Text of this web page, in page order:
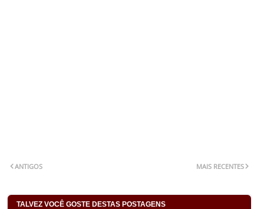
MAIS RECENTES
ANTIGOS
TALVEZ VOCÊ GOSTE DESTAS POSTAGENS